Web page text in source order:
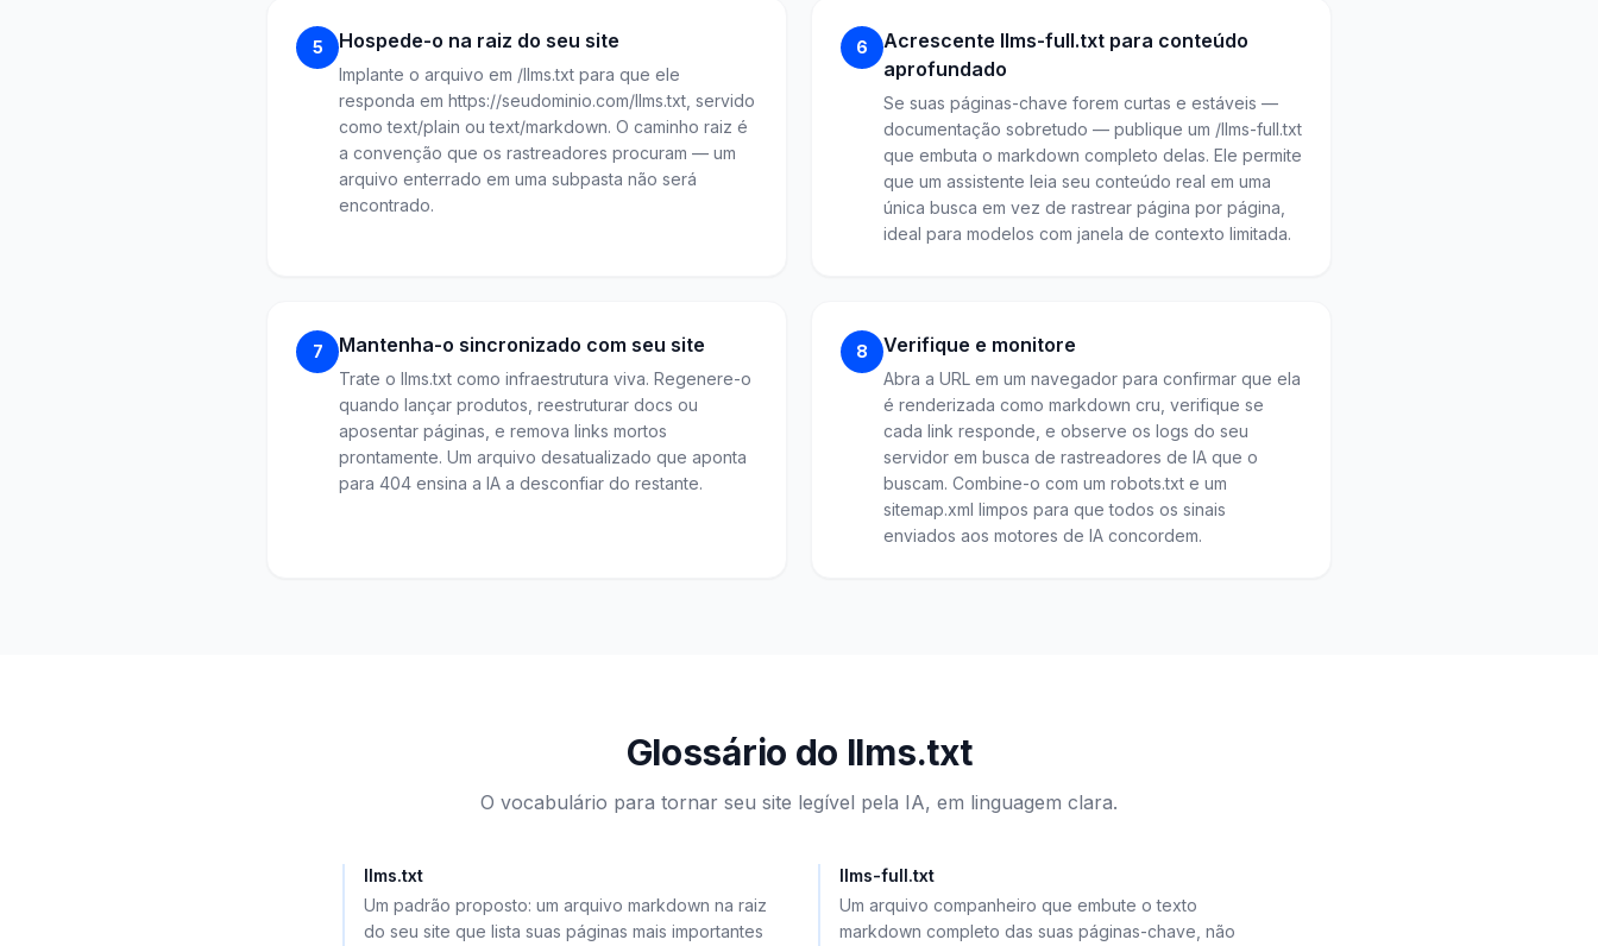
5 Hospede-o na raiz do seu site
Implante o arquivo em /llms.txt para que ele
responda em https://seudominio.com/llms.txt, servido
como text/plain ou text/markdown. O caminho raiz é
a convenção que os rastreadores procuram — um
arquivo enterrado em uma subpasta não será
encontrado.
6
Acrescente llms-full.txt para conteúdo
aprofundado
Se suas páginas-chave forem curtas e estáveis —
documentação sobretudo — publique um /llms-full.txt
que embuta o markdown completo delas. Ele permite
que um assistente leia seu conteúdo real em uma
única busca em vez de rastrear página por página,
ideal para modelos com janela de contexto limitada.
7 Mantenha-o sincronizado com seu site
Trate o llms.txt como infraestrutura viva. Regenere-o
quando lançar produtos, reestruturar docs ou
aposentar páginas, e remova links mortos
prontamente. Um arquivo desatualizado que aponta
para 404 ensina a IA a desconfiar do restante.
8 Verifique e monitore
Abra a URL em um navegador para confirmar que ela
é renderizada como markdown cru, verifique se
cada link responde, e observe os logs do seu
servidor em busca de rastreadores de IA que o
buscam. Combine-o com um robots.txt e um
sitemap.xml limpos para que todos os sinais
enviados aos motores de IA concordem.
Glossário do llms.txt
O vocabulário para tornar seu site legível pela IA, em linguagem clara.
llms.txt
Um padrão proposto: um arquivo markdown na raiz
do seu site que lista suas páginas mais importantes
llms-full.txt
Um arquivo companheiro que embute o texto
markdown completo das suas páginas-chave, não